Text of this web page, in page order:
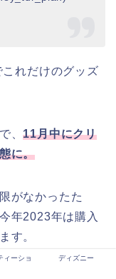
れだけのグッズ
、11月中にクリ
に。
がなかったた
年2023年は購入
す。
ィーショ
ディズニー